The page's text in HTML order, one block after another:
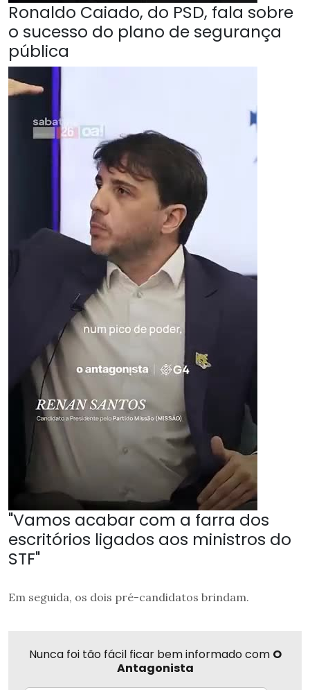
Ronaldo Caiado, do PSD, fala sobre
o sucesso do plano de segurança
pública
"Vamos acabar com a farra dos
escritórios ligados aos ministros do
STF"
Em seguida, os dois pré-candidatos brindam.
Nunca foi tão fácil ficar bem informado com O
Antagonista